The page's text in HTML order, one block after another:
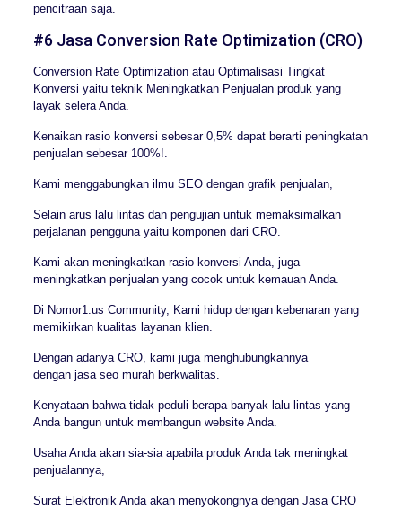
pencitraan saja.
#6 Jasa Conversion Rate Optimization (CRO)
Conversion Rate Optimization atau Optimalisasi Tingkat
Konversi yaitu teknik Meningkatkan Penjualan produk yang
layak selera Anda.
Kenaikan rasio konversi sebesar 0,5% dapat berarti peningkatan
penjualan sebesar 100%!.
Kami menggabungkan ilmu SEO dengan grafik penjualan,
Selain arus lalu lintas dan pengujian untuk memaksimalkan
perjalanan pengguna yaitu komponen dari CRO.
Kami akan meningkatkan rasio konversi Anda, juga
meningkatkan penjualan yang cocok untuk kemauan Anda.
Di Nomor1.us Community, Kami hidup dengan kebenaran yang
memikirkan kualitas layanan klien.
Dengan adanya CRO, kami juga menghubungkannya
dengan jasa seo murah berkwalitas.
Kenyataan bahwa tidak peduli berapa banyak lalu lintas yang
Anda bangun untuk membangun website Anda.
Usaha Anda akan sia-sia apabila produk Anda tak meningkat
penjualannya,
Surat Elektronik Anda akan menyokongnya dengan Jasa CRO